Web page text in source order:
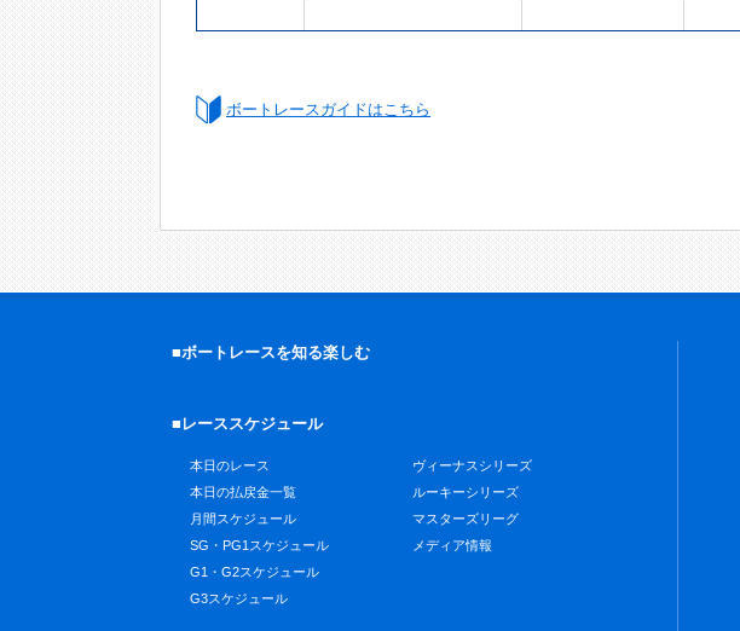
ボートレースガイドはこちら
■ボートレースを知る楽しむ
■レーススケジュール
本日のレース
本日の払戻金一覧
月間スケジュール
SG・PG1スケジュール
G1・G2スケジュール
G3スケジュール
ヴィーナスシリーズ
ルーキーシリーズ
マスターズリーグ
メディア情報